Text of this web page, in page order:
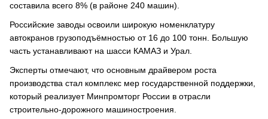
составила всего 8% (в районе 240 машин).
Российские заводы освоили широкую номенклатуру
автокранов грузоподъёмностью от 16 до 100 тонн. Большую
часть устанавливают на шасси КАМАЗ и Урал.
Эксперты отмечают, что основным драйвером роста
производства стал комплекс мер государственной поддержки,
который реализует Минпромторг России в отрасли
строительно-дорожного машиностроения.